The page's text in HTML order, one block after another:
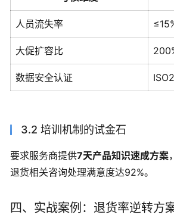
人员流失率
大促扩容比
数据安全认证
3.2 培训机制的试金石
要求服务商提供7天产品知识速成方案
退货相关咨询处理满意度达92%。
四、实战案例：退货率逆转方